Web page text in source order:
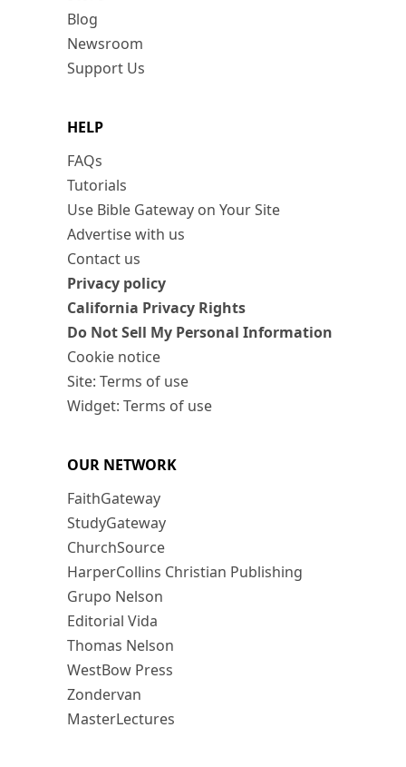
Blog
Newsroom
Support Us
HELP
FAQs
Tutorials
Use Bible Gateway on Your Site
Advertise with us
Contact us
Privacy policy
California Privacy Rights
Do Not Sell My Personal Information
Cookie notice
Site: Terms of use
Widget: Terms of use
OUR NETWORK
FaithGateway
StudyGateway
ChurchSource
HarperCollins Christian Publishing
Grupo Nelson
Editorial Vida
Thomas Nelson
WestBow Press
Zondervan
MasterLectures